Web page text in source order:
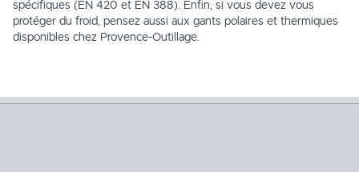
spécifiques (EN 420 et EN 388). Enfin, si vous devez vous
protéger du froid, pensez aussi aux gants polaires et thermiques
disponibles chez Provence-Outillage.